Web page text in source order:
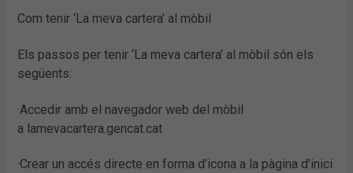
Com tenir ‘La meva cartera’ al mòbil
Els passos per tenir ‘La meva cartera’ al mòbil són els
següents:
·Accedir amb el navegador web del mòbil
a lamevacartera.gencat.cat
·Crear un accés directe en forma d’icona a la pàgina d’inici